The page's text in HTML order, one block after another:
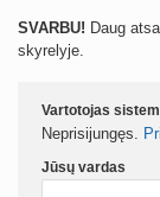
SVARBU! Daug
skyrelyje.
Vartotojas
Neprisijungęs.
Jūsų vardas